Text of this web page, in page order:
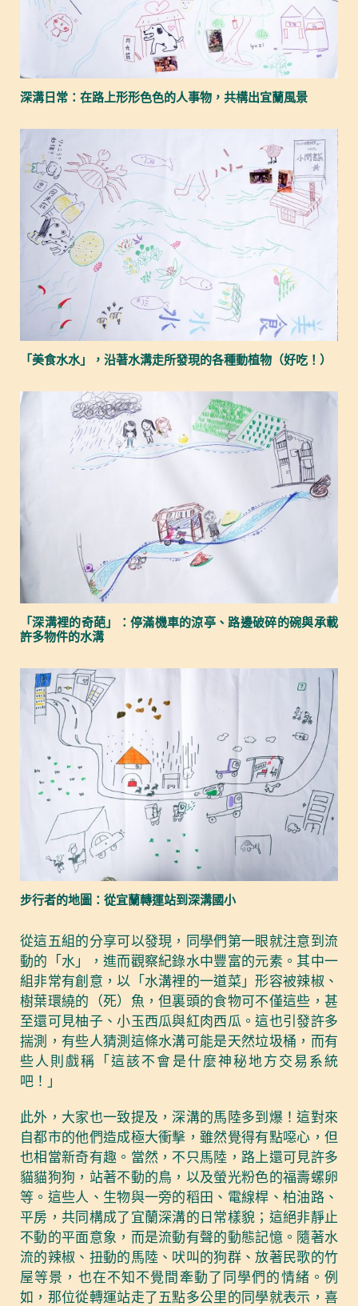
深溝日常：在路上形形色色的人事物，共構出宜蘭風景
「美食水水」，沿著水溝走所發現的各種動植物（好吃！）
「深溝裡的奇葩」：停滿機車的涼亭、路邊破碎的碗與承載
許多物件的水溝
步行者的地圖：從宜蘭轉運站到深溝國小
從這五組的分享可以發現，同學們第一眼就注意到流
動的「水」，進而觀察紀錄水中豐富的元素。其中一
組非常有創意，以「水溝裡的一道菜」形容被辣椒、
樹葉環繞的（死）魚，但裏頭的食物可不僅這些，甚
至還可見柚子、小玉西瓜與紅肉西瓜。這也引發許多
揣測，有些人猜測這條水溝可能是天然垃圾桶，而有
些人則戲稱「這該不會是什麼神秘地方交易系統
吧！」
此外，大家也一致提及，深溝的馬陸多到爆！這對來
自都市的他們造成極大衝擊，雖然覺得有點噁心，但
也相當新奇有趣。當然，不只馬陸，路上還可見許多
貓貓狗狗，站著不動的鳥，以及螢光粉色的福壽螺卵
等。這些人、生物與一旁的稻田、電線桿、柏油路、
平房，共同構成了宜蘭深溝的日常樣貌；這絕非靜止
不動的平面意象，而是流動有聲的動態記憶。隨著水
流的辣椒、扭動的馬陸、吠叫的狗群、放著民歌的竹
屋等景，也在不知不覺間牽動了同學們的情緒。例
如，那位從轉運站走了五點多公里的同學就表示，喜